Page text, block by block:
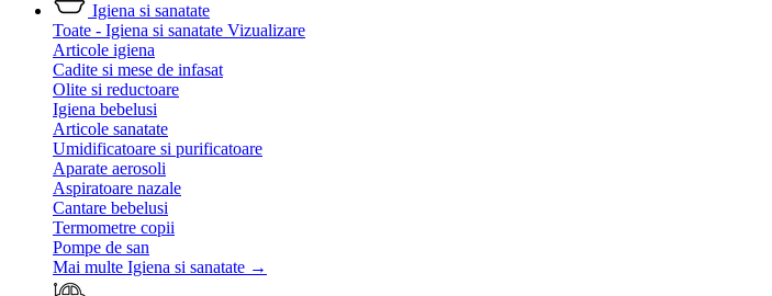
Igiena si sanatate
Toate - Igiena si sanatate Vizualizare
Articole igiena
Cadite si mese de infasat
Olite si reductoare
Igiena bebelusi
Articole sanatate
Umidificatoare si purificatoare
Aparate aerosoli
Aspiratoare nazale
Cantare bebelusi
Termometre copii
Pompe de san
Mai multe Igiena si sanatate →